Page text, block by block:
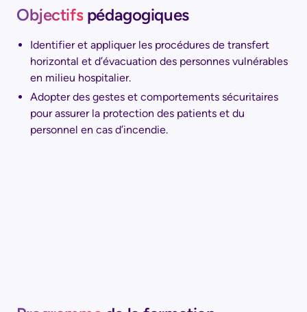
Objectifs pédagogiques
Identifier et appliquer les procédures de transfert
horizontal et d’évacuation des personnes vulnérables
en milieu hospitalier.
Adopter des gestes et comportements sécuritaires
pour assurer la protection des patients et du
personnel en cas d’incendie.